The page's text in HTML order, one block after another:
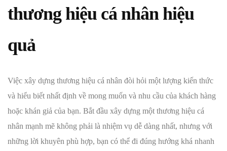
thương hiệu cá nhân hiệu
quả
Việc xây dựng thương hiệu cá nhân đòi hỏi một lượng kiến ​​thức
và hiểu biết nhất định về mong muốn và nhu cầu của khách hàng
hoặc khán giả của bạn. Bắt đầu xây dựng một thương hiệu cá
nhân mạnh mẽ không phải là nhiệm vụ dễ dàng nhất, nhưng với
những lời khuyên phù hợp, bạn có thể đi đúng hướng khá nhanh